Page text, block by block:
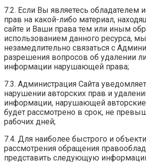
7.2. Если Вы являетесь обладателем
прав на какой-либо материал,
сайте и Ваши права тем или иным
использованием данного ресурса,
незамедлительно связаться с
разрешения вопросов об удалении
информации нарушающей права;
7.3. Администрация Сайта
нарушении авторских прав и
информации, нарушающей
будет рассмотрено в срок, не
рабочих дней;
7.4. Для наиболее быстрого и
рассмотрения обращения
представить следующую